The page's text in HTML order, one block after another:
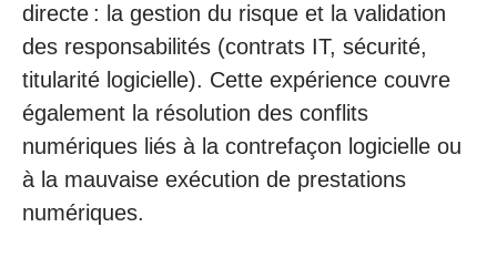
directe : la gestion du risque et la validation
des responsabilités (contrats IT, sécurité,
titularité logicielle). Cette expérience couvre
également la résolution des conflits
numériques liés à la contrefaçon logicielle ou
à la mauvaise exécution de prestations
numériques.